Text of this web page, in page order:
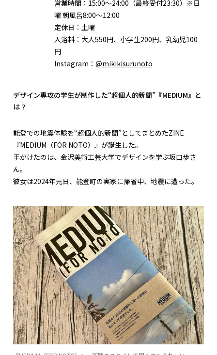
営業時間： 15:00～24:00（最終受付23:30）※日
曜 朝風呂8:00〜12:00
定休日： 土曜
入浴料： 大人550円、小学生200円、乳幼児100
円
Instagram： @mikikisurunoto
デザイン専攻の学生が制作した“超個人的新聞”『MEDIUM』と
は？
能登での地震体験を“超個人的新聞”としてまとめたZINE
『MEDIUM（FOR NOTO）』が誕生した。
手がけたのは、金沢美術工芸大学でデザインを学ぶ坂口歩さ
ん。
彼女は2024年元日、能登町の実家に帰省中、地震に遭った。